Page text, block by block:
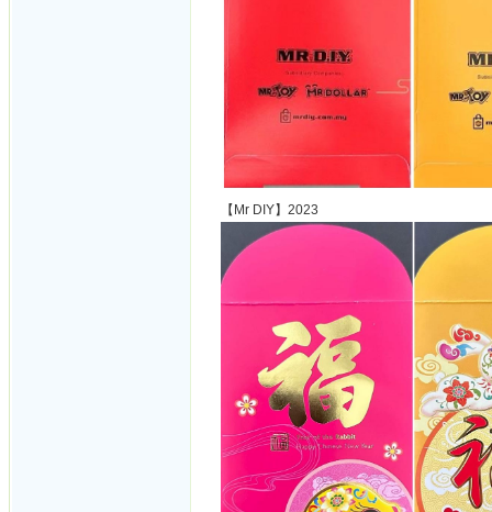
【Mr DIY】2023